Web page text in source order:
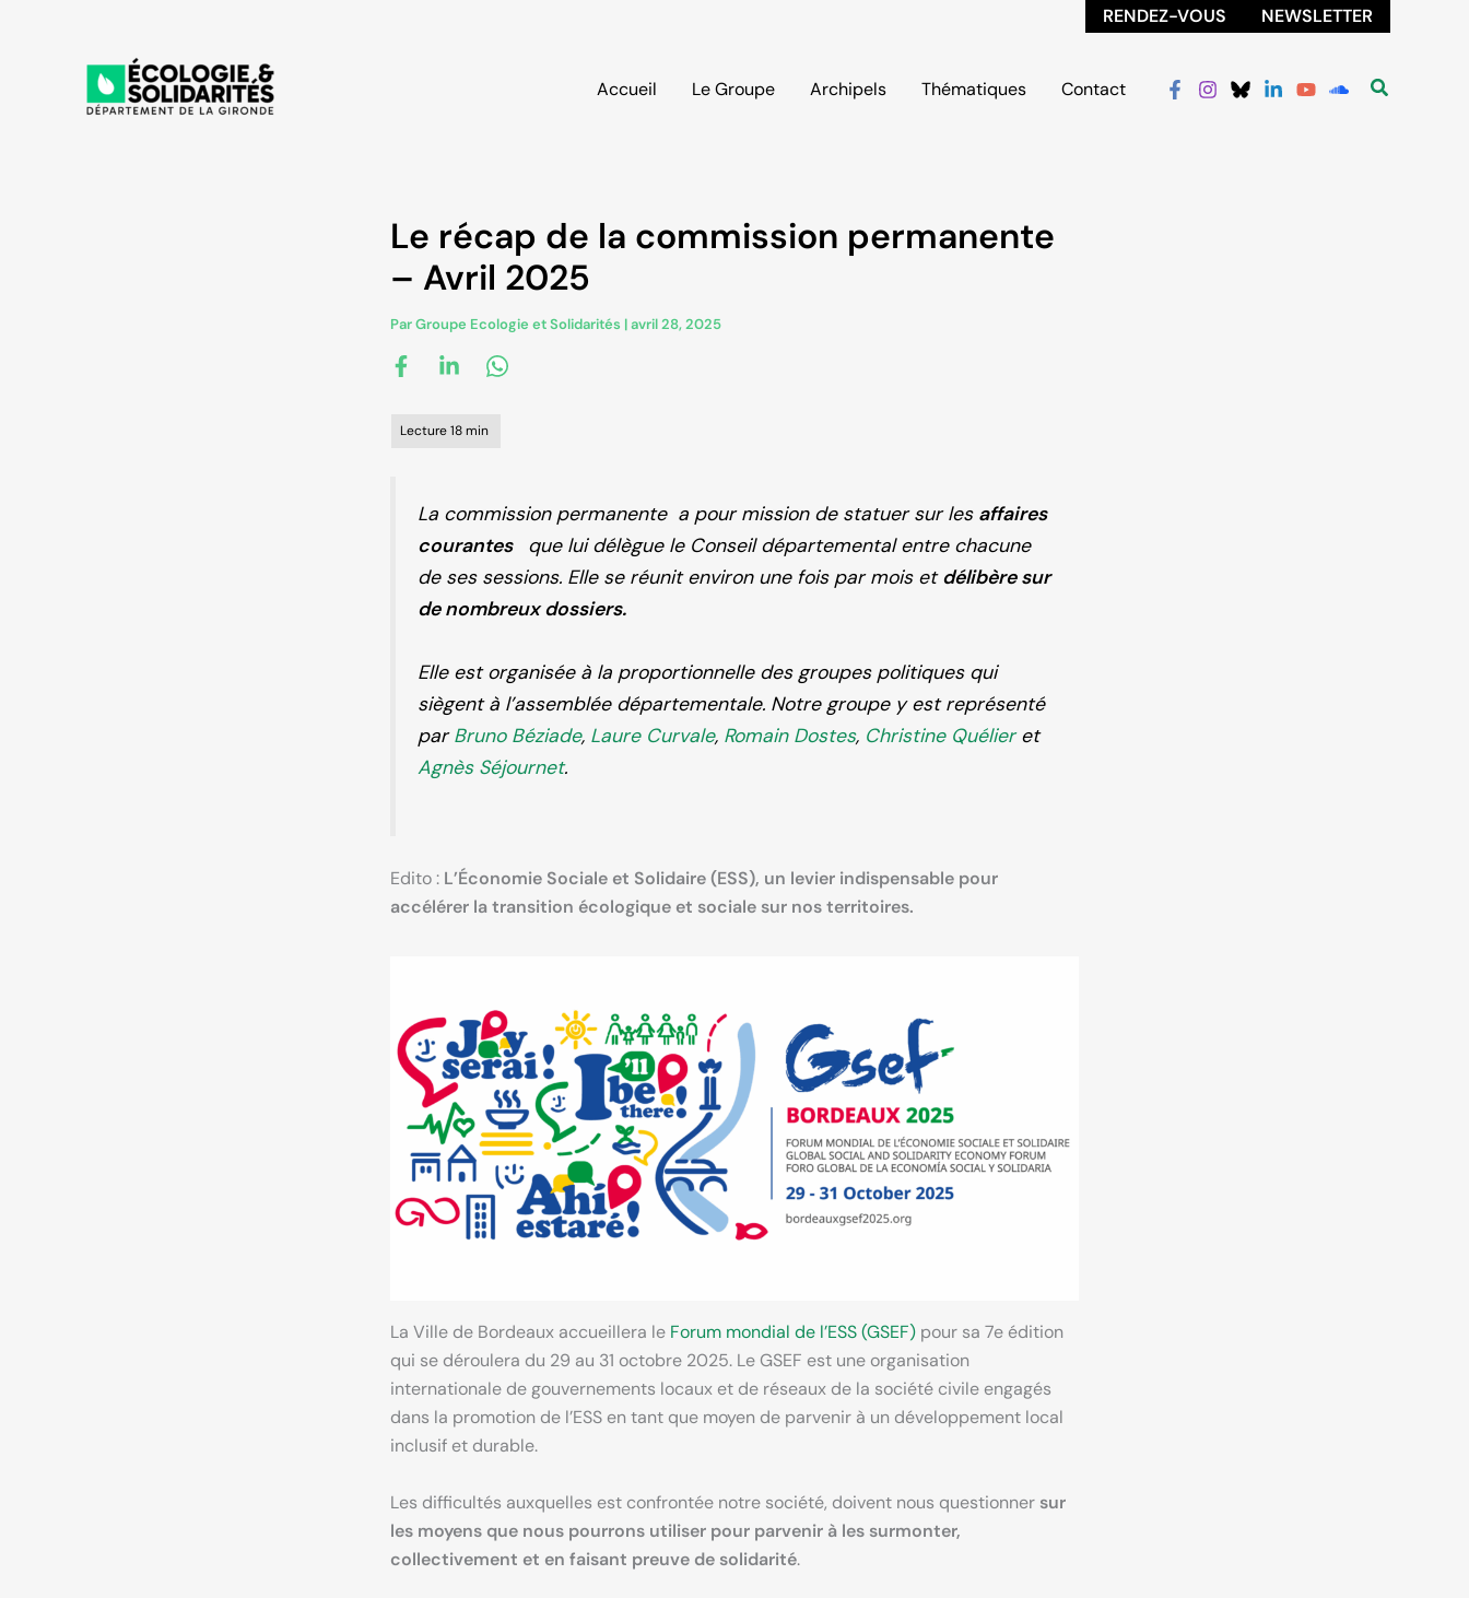
RENDEZ-VOUS NEWSLETTER
Accueil Le Groupe Archipels Thématiques Contact
Le récap de la commission permanente
– Avril 2025
ParGroupe Ecologie et Solidarités |avril 28, 2025
La commission permanente a pour mission de statuer sur les affaires
courantes
que lui délègue le Conseil départemental entre chacune
de ses sessions. Elle se réunit environ une fois par mois etdélibère sur
de nombreux dossiers.
Elle est organisée à la proportionnelle des groupes politiques qui
siègent à l’assemblée départementale. Notre groupe y est représenté
parBruno Béziade, Laure Curvale, Romain Dostes, Christine Quélieret
Agnès Séjournet.
Edito : L’Économie Sociale et Solidaire (ESS), un levier indispensable pour
accélérer la transition écologique et sociale sur nos territoires.
La Ville de Bordeaux accueillera le Forum mondial de l’ESS (GSEF) pour sa 7e édition
qui se déroulera du 29 au 31 octobre 2025. Le GSEF est une organisation
internationale de gouvernements locaux et de réseaux de la société civile engagés
dans la promotion de l’ESS en tant que moyen de parvenir à un développement local
inclusif et durable.
Les difficultés auxquelles est confrontée notre société, doivent nous questionner sur
les moyens que nous pourrons utiliser pour parvenir à les surmonter,
collectivement et en faisant preuve de solidarité.